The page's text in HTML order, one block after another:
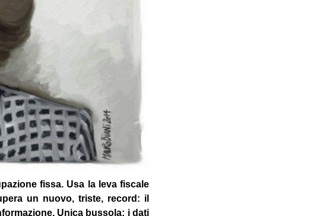
fissa. Usa la leva fiscale
un nuovo, tri­ste, record: il
Unica bus­sola: i dati